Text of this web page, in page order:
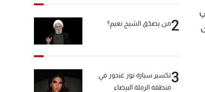
في
2من يصدّق الشيخ نعيم؟
3تكسير سيارة نور غندور في
منطقة الرملة البيضاء